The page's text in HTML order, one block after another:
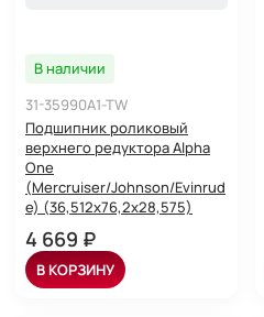
В наличии
31-35990A1-TW
Подшипник роликовый
верхнего редуктора Alpha
One
(Mercruiser/Johnson/Evinrud
e) (36,512x76,2x28,575)
4 669 ₽
В КОРЗИНУ